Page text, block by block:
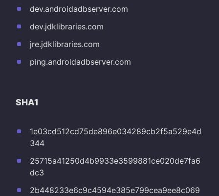
dev.androidadbserver.com
dev.jdklibraries.com
jre.jdklibraries.com
ping.androidadbserver.com
SHA1
1e03cd512cd75de896e034289cb2f5a529e4d
344
25715a41250d4b9933e3599881ce020de7fa6
dc3
2b448233e6c9c4594e385e799cea9ee8c069